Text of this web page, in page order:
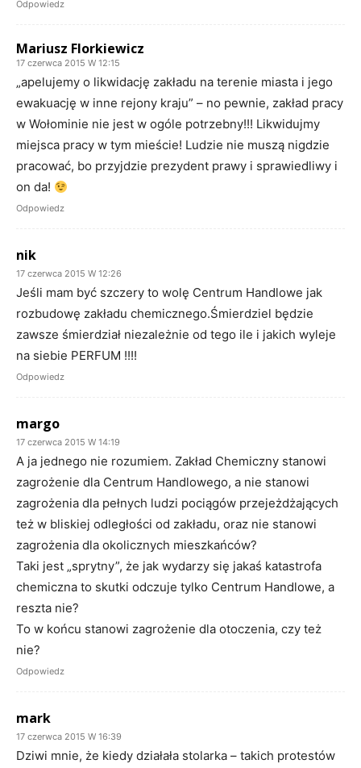
Odpowiedz
Mariusz Florkiewicz
17 czerwca 2015 W 12:15
„apelujemy o likwidację zakładu na terenie miasta i jego
ewakuację w inne rejony kraju” – no pewnie, zakład pracy
w Wołominie nie jest w ogóle potrzebny!!! Likwidujmy
miejsca pracy w tym mieście! Ludzie nie muszą nigdzie
pracować, bo przyjdzie prezydent prawy i sprawiedliwy i
on da!
Odpowiedz
nik
17 czerwca 2015 W 12:26
Jeśli mam być szczery to wolę Centrum Handlowe jak
rozbudowę zakładu chemicznego.Śmierdziel będzie
zawsze śmierdział niezależnie od tego ile i jakich wyleje
na siebie PERFUM !!!!
Odpowiedz
margo
17 czerwca 2015 W 14:19
A ja jednego nie rozumiem. Zakład Chemiczny stanowi
zagrożenie dla Centrum Handlowego, a nie stanowi
zagrożenia dla pełnych ludzi pociągów przejeżdżających
też w bliskiej odległości od zakładu, oraz nie stanowi
zagrożenia dla okolicznych mieszkańców?
Taki jest „sprytny”, że jak wydarzy się jakaś katastrofa
chemiczna to skutki odczuje tylko Centrum Handlowe, a
reszta nie?
To w końcu stanowi zagrożenie dla otoczenia, czy też
nie?
Odpowiedz
mark
17 czerwca 2015 W 16:39
Dziwi mnie, że kiedy działała stolarka – takich protestów